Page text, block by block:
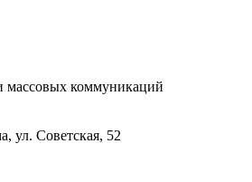
массовых коммуникаций
ул. Советская, 52